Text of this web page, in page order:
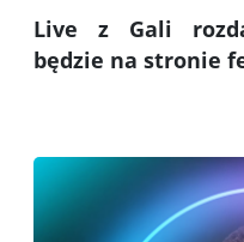
Live z Gali
będzie na stronie